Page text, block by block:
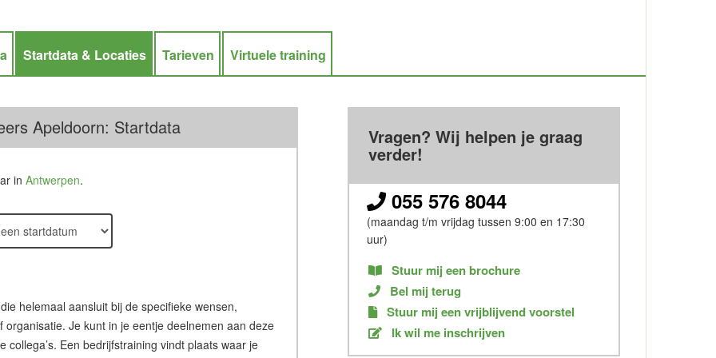
Startdata & Locaties Tarieven Virtuele training
Apeldoorn: Startdata
in Antwerpen.
helemaal aansluit bij de specifieke wensen,
Je kunt in je eentje deelnemen aan deze
Een bedrijfstraining vindt plaats waar je
Vragen? Wij helpen je graag
verder!
055 576 8044
(maandag t/m vrijdag tussen 9:00 en 17:30
uur)
Stuur mij een brochure
Bel mij terug
Stuur mij een vrijblijvend voorstel
Ik wil me inschrijven